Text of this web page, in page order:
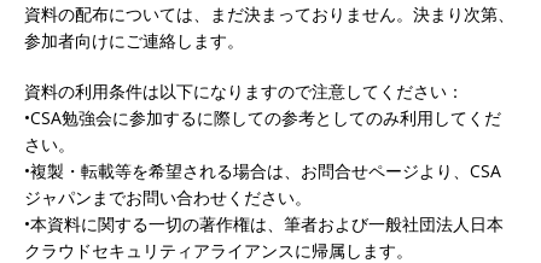
資料の配布については、まだ決まっておりません。決まり次第、
参加者向けにご連絡します。
資料の利用条件は以下になりますので注意してください：
•CSA勉強会に参加するに際しての参考としてのみ利用してくだ
さい。
•複製・転載等を希望される場合は、お問合せページより、CSA
ジャパンまでお問い合わせください。
•本資料に関する一切の著作権は、筆者および一般社団法人日本
クラウドセキュリティアライアンスに帰属します。